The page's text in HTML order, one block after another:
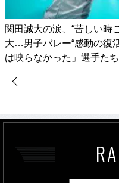
関田誠大の涙、“苦しい時
大…男子バレー“感動の復
は映らなかった」選手た